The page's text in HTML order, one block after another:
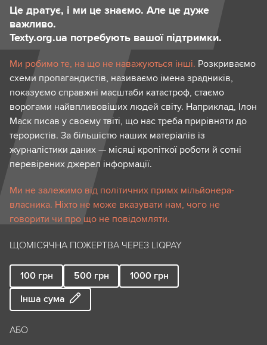
Це дратує, і ми це знаємо. Але це дуже
важливо.
Texty.org.ua потребують вашої підтримки.
Ми робимо те, на що не наважуються інші. Розкриваємо
схеми пропагандистів, називаємо імена зрадників,
показуємо справжні масштаби катастроф, стаємо
ворогами найвпливовіших людей світу. Наприклад, Ілон
Маск писав у своєму твіті, що нас треба прирівняти до
терористів. За більшістю наших матеріалів із
журналістики даних — місяці кропіткої роботи й сотні
перевірених джерел інформації.
Ми не залежимо від політичних примх мільйонера-
власника. Ніхто не може вказувати нам, чого не
говорити чи про що не повідомляти.
ЩОМІСЯЧНА ПОЖЕРТВА ЧЕРЕЗ LIQPAY
100 грн 500 грн 1000 грн
Інша сума
АБО